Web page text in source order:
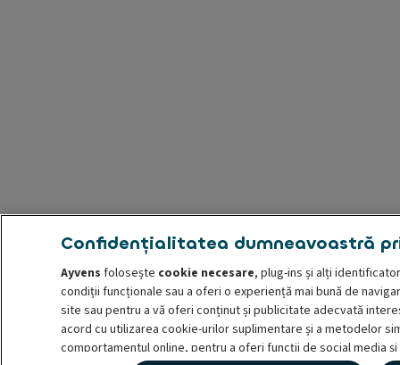
Confidențialitatea dumneavoastră
Ayvens folosește cookie necesare, plug-ins și alți
condiții funcționale sau a oferi o experiență mai bună de
site sau pentru a vă oferi conținut și publicitate adecvată
acord cu utilizarea cookie-urilor suplimentare și a metodelor
comportamentul online, pentru a oferi funcții de social media